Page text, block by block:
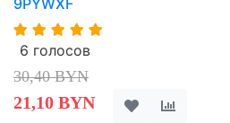
9PYWXF
6 голосов
30,40 BYN
21,10 BYN